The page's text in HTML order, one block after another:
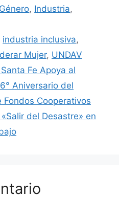
Género, Industria,
industria inclusiva,
Mujer, UNDAV
Fe Apoya al
Aniversario del
Cooperativos
del Desastre» en